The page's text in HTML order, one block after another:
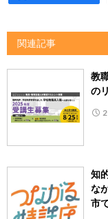
関連記事
教
の
知
な
市